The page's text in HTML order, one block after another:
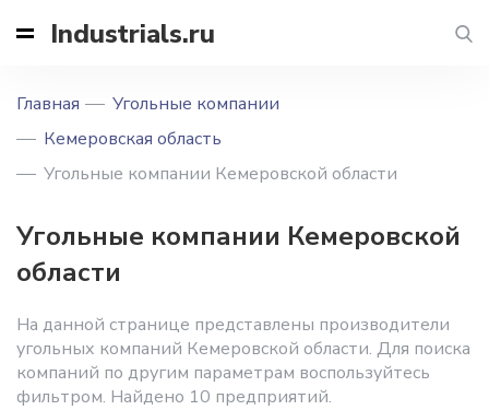
Industrials.ru
Главная
Угольные компании
Кемеровская область
Угольные компании Кемеровской области
Угольные компании Кемеровской
области
На данной странице представлены производители
угольных компаний Кемеровской области. Для поиска
компаний по другим параметрам воспользуйтесь
фильтром. Найдено 10 предприятий.